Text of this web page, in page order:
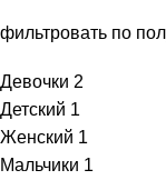
фильтровать по
Девочки 2
Детский 1
Женский 1
Мальчики 1